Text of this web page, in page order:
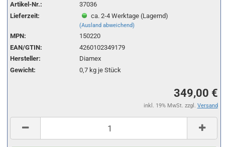
Artikel-Nr.:
37036
Lieferzeit:
ca. 2-4 Werktage (Lagernd)
(Ausland abweichend)
MPN:
150220
EAN/GTIN:
4260102349179
Hersteller:
Diamex
Gewicht:
0,7kg je Stück
349,00 €
inkl. 19% MwSt. zzgl. Versand